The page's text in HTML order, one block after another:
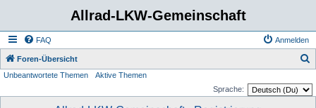
Allrad-LKW-Gemeinschaft
FAQ Anmelden
Foren-Übersicht
Unbeantwortete Themen
Aktive Themen
Sprache: